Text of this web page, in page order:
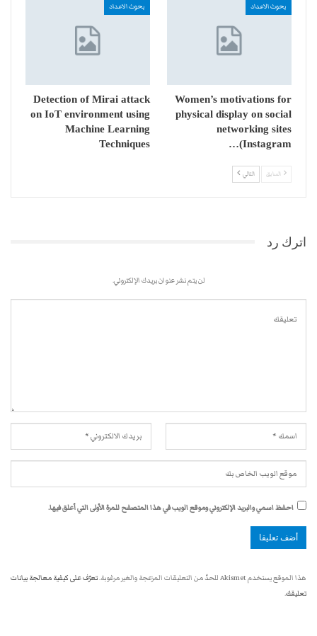
بحوث الاعداد
Women’s motivations for
physical display on social
networking sites
(Instagram…
بحوث الاعداد
Detection of Mirai attack
on IoT environment using
Machine Learning
Techniques
السابق التالي
اترك رد
لن يتم نشر عنوان بريدك الإلكتروني.
احفظ اسمي والبريد الإلكتروني وموقع الويب في هذا المتصفح للمرة الأولى التي أعلق فيها.
هذا الموقع يستخدم Akismet للحدّ من التعليقات المزعجة والغير مرغوبة.
تعرّف على كيفية معالجة بيانات
تعليقك.